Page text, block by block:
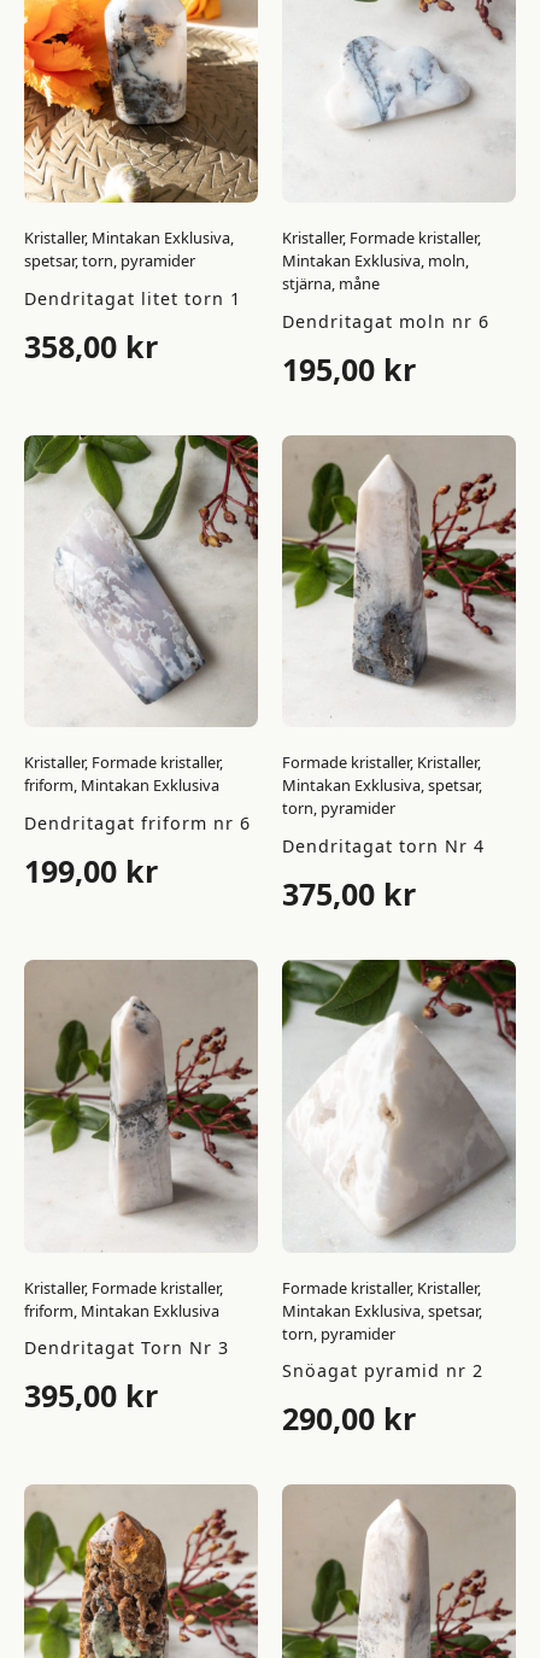
Kristaller, Mintakan Exklusiva,
spetsar, torn, pyramider
Dendritagat litet torn 1
358,00 kr
Kristaller, Formade kristaller,
Mintakan Exklusiva, moln,
stjärna, måne
Dendritagat moln nr 6
195,00 kr
Kristaller, Formade kristaller,
friform, Mintakan Exklusiva
Dendritagat friform nr 6
199,00 kr
Formade kristaller, Kristaller,
Mintakan Exklusiva, spetsar,
torn, pyramider
Dendritagat torn Nr 4
375,00 kr
Kristaller, Formade kristaller,
friform, Mintakan Exklusiva
Dendritagat Torn Nr 3
395,00 kr
Formade kristaller, Kristaller,
Mintakan Exklusiva, spetsar,
torn, pyramider
Snöagat pyramid nr 2
290,00 kr